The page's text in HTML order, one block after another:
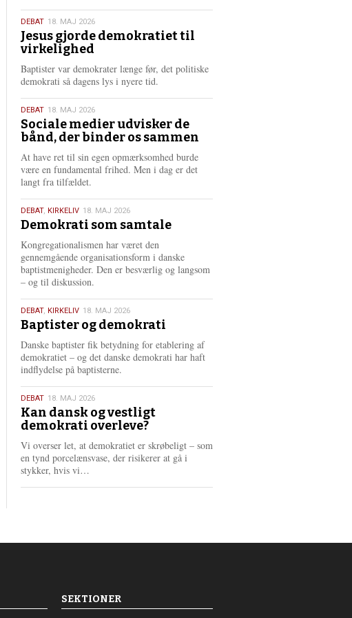
e
e
18.
maj
2026
DEBAT 18. MAJ 2026
Jesus gjorde demokratiet til
virkelighed
Baptister var demokrater længe før, det politiske
demokrati så dagens lys i nyere tid.
18.
maj
2026
DEBAT 18. MAJ 2026
Sociale medier udvisker de
bånd, der binder os sammen
At have ret til sin egen opmærksomhed burde
være en fundamental frihed. Men i dag er det
langt fra tilfældet.
18.
maj
2026
DEBAT, KIRKELIV 18. MAJ 2026
Demokrati som samtale
Kongregationalismen har været den
gennemgående organisationsform i danske
baptistmenigheder. Den er besværlig og langsom
– og til diskussion.
18.
maj
2026
DEBAT, KIRKELIV 18. MAJ 2026
Baptister og demokrati
Danske baptister fik betydning for etablering af
demokratiet – og det danske demokrati har haft
indflydelse på baptisterne.
18.
maj
2026
DEBAT 18. MAJ 2026
Kan dansk og vestligt
demokrati overleve?
Vi overser let, at demokratiet er skrøbeligt – som
en tynd porcelænsvase, der risikerer at gå i
stykker, hvis vi…
e
SEKTIONER